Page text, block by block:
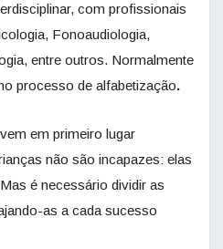
com profissionais
Fonoaudiologia,
entre outros. Normalmente
processo de alfabetização.
em primeiro lugar
não são incapazes: elas
é necessário dividir as
as a cada sucesso